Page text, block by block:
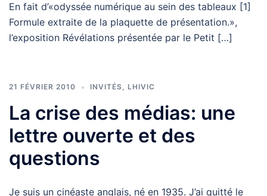
En fait d’«odyssée numérique au sein des tableaux [1]
Formule extraite de la plaquette de présentation.»,
l’exposition Révélations présentée par le Petit […]
21 FÉVRIER 2010 INVITÉS, LHIVIC
La crise des médias: une
lettre ouverte et des
questions
Je suis un cinéaste anglais, né en 1935. J’ai quitté le